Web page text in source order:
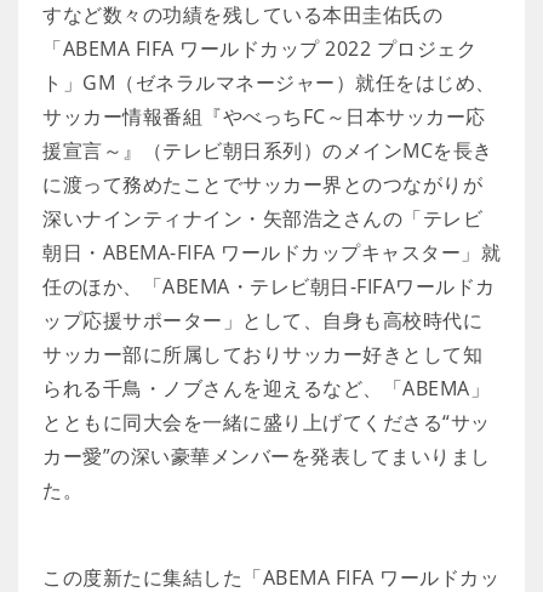
すなど数々の功績を残している本田圭佑氏の
「ABEMA FIFA ワールドカップ 2022 プロジェク
ト」GM（ゼネラルマネージャー）就任をはじめ、
サッカー情報番組『やべっちFC～日本サッカー応
援宣言～』（テレビ朝日系列）のメインMCを長き
に渡って務めたことでサッカー界とのつながりが
深いナインティナイン・矢部浩之さんの「テレビ
朝日・ABEMA-FIFA ワールドカップキャスター」就
任のほか、「ABEMA・テレビ朝日-FIFAワールドカ
ップ応援サポーター」として、自身も高校時代に
サッカー部に所属しておりサッカー好きとして知
られる千鳥・ノブさんを迎えるなど、「ABEMA」
とともに同大会を一緒に盛り上げてくださる“サッ
カー愛”の深い豪華メンバーを発表してまいりまし
た。
この度新たに集結した「ABEMA FIFA ワールドカッ